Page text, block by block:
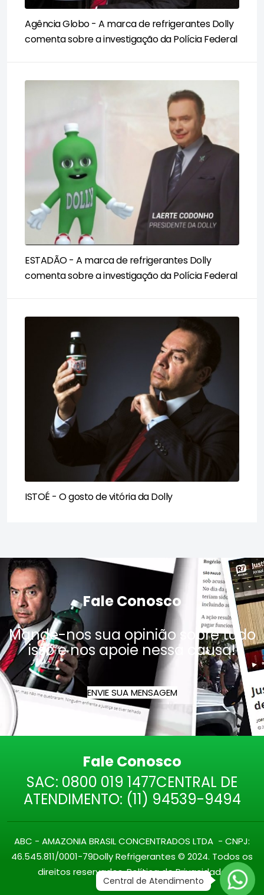
Agência Globo - A marca de refrigerantes Dolly
comenta sobre a investigação da Polícia Federal
ESTADÃO - A marca de refrigerantes Dolly
comenta sobre a investigação da Polícia Federal
ISTOÉ - O gosto de vitória da Dolly​
Fale Conosco
Mande-nos sua opinião sobre tudo
isso e nos apoie nessa causa!
ENVIE SUA MENSAGEM
Fale Conosco
SAC: 0800 019 1477CENTRAL DE
ATENDIMENTO: (11) 94539-9494
ABC - AMAZONIA BRASIL CONCENTRADOS LTDA - CNPJ:
46.545.811/0001-79Dolly Refrigerantes © 2024. Todos os
direitos reservados.Política de Privacidade
Central de Atendimento